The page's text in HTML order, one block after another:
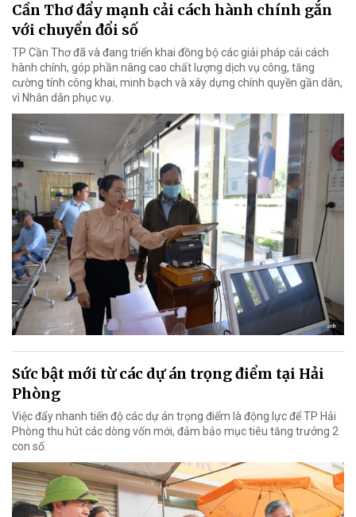
Cần Thơ đẩy mạnh cải cách hành chính gắn
với chuyển đổi số
TP Cần Thơ đã và đang triển khai đồng bộ các giải pháp cải cách
hành chính, góp phần nâng cao chất lượng dịch vụ công, tăng
cường tính công khai, minh bạch và xây dựng chính quyền gần dân,
vì Nhân dân phục vụ.
Sức bật mới từ các dự án trọng điểm tại Hải
Phòng
Việc đẩy nhanh tiến độ các dự án trọng điểm là động lực để TP Hải
Phòng thu hút các dòng vốn mới, đảm bảo mục tiêu tăng trưởng 2
con số.